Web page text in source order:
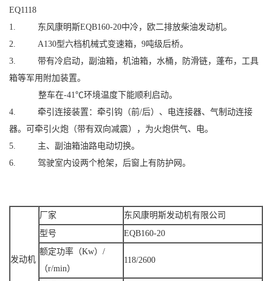
EQ1118
1. 东风康明斯EQB160-20中冷，欧二排放柴油发动机。
2. A130型六档机械式变速箱，9吨级后桥。
3. 带有冷启动，副油箱，机油箱，水桶，防滑链，蓬布，工具
箱等军用附加装置。
整车在-41℃环境温度下能顺利启动。
4. 牵引连接装置：牵引钩（前/后）、电连接器、气制动连接
器。可牵引火炮（带有双向减震），为火炮供气、电。
5. 主、副油箱油路电动切换。
6. 驾驶室内设两个枪架，后窗上有防护网。
发动机
厂家
东风康明斯发动机有限公司
型号
EQB160-20
额定功率（Kw）/
（r/min）
118/2600